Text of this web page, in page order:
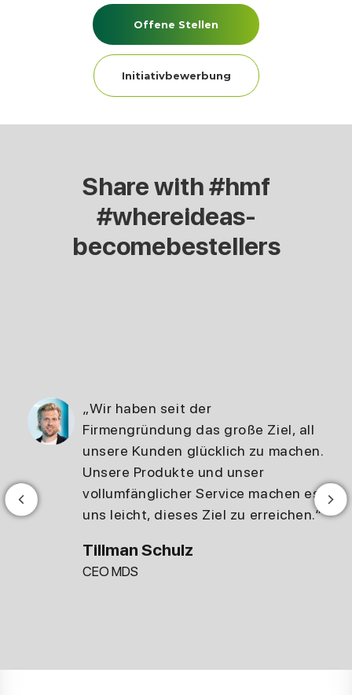
Offene Stellen
Initiativbewerbung
Share with #hmf
#whereideas-
becomebestellers
„Wir haben seit der
Firmengründung das große Ziel, all
unsere Kunden glücklich zu machen.
Unsere Produkte und unser
vollumfänglicher Service machen es
uns leicht, dieses Ziel zu erreichen.“
Tillman Schulz
CEO MDS